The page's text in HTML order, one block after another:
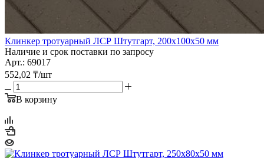
Клинкер тротуарный ЛСР Штутгарт, 200х100х50 мм
Наличие и срок поставки по запросу
Арт.: 69017
552,02 ₸/шт
В корзину